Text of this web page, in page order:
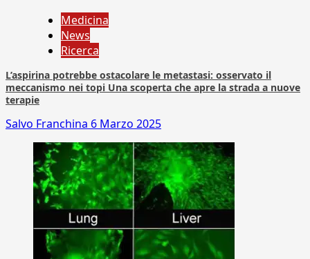
Medicina
News
Ricerca
L’aspirina potrebbe ostacolare le metastasi: osservato il
meccanismo nei topi Una scoperta che apre la strada a nuove
terapie
Salvo Franchina 6 Marzo 2025